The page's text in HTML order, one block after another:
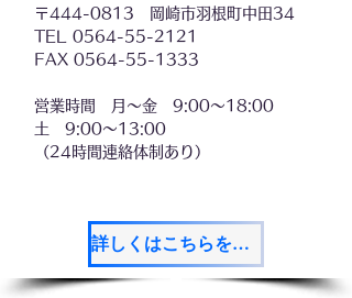
〒444-0813 岡崎市羽根町中田34
TEL 0564-55-2121
FAX 0564-55-1333
営業時間 月～金 9:00～18:00
土 9:00～13:00
（24時間連絡体制あり）
詳しくはこちらをご覧ください